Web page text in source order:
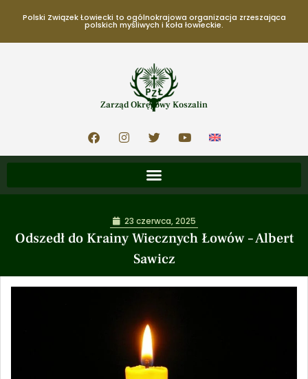
Polski Związek Łowiecki to ogólnokrajowa organizacja zrzeszająca
polskich myśliwych i koła łowieckie.
Zarząd Okręgowy Koszalin
Odszedł do Krainy Wiecznych Łowów – Albert
Sawicz
23 czerwca, 2025